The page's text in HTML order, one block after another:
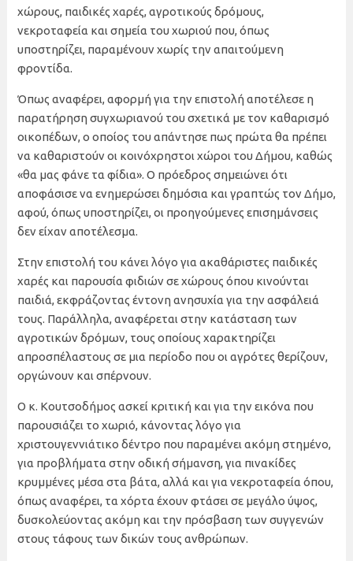
χώρους, παιδικές χαρές, αγροτικούς δρόμους,
νεκροταφεία και σημεία του χωριού που, όπως
υποστηρίζει, παραμένουν χωρίς την απαιτούμενη
φροντίδα.
Όπως αναφέρει, αφορμή για την επιστολή αποτέλεσε η
παρατήρηση συγχωριανού του σχετικά με τον καθαρισμό
οικοπέδων, ο οποίος του απάντησε πως πρώτα θα πρέπει
να καθαριστούν οι κοινόχρηστοι χώροι του Δήμου, καθώς
«θα μας φάνε τα φίδια». Ο πρόεδρος σημειώνει ότι
αποφάσισε να ενημερώσει δημόσια και γραπτώς τον Δήμο,
αφού, όπως υποστηρίζει, οι προηγούμενες επισημάνσεις
δεν είχαν αποτέλεσμα.
Στην επιστολή του κάνει λόγο για ακαθάριστες παιδικές
χαρές και παρουσία φιδιών σε χώρους όπου κινούνται
παιδιά, εκφράζοντας έντονη ανησυχία για την ασφάλειά
τους. Παράλληλα, αναφέρεται στην κατάσταση των
αγροτικών δρόμων, τους οποίους χαρακτηρίζει
απροσπέλαστους σε μια περίοδο που οι αγρότες θερίζουν,
οργώνουν και σπέρνουν.
Ο κ. Κουτσοδήμος ασκεί κριτική και για την εικόνα που
παρουσιάζει το χωριό, κάνοντας λόγο για
χριστουγεννιάτικο δέντρο που παραμένει ακόμη στημένο,
για προβλήματα στην οδική σήμανση, για πινακίδες
κρυμμένες μέσα στα βάτα, αλλά και για νεκροταφεία όπου,
όπως αναφέρει, τα χόρτα έχουν φτάσει σε μεγάλο ύψος,
δυσκολεύοντας ακόμη και την πρόσβαση των συγγενών
στους τάφους των δικών τους ανθρώπων.